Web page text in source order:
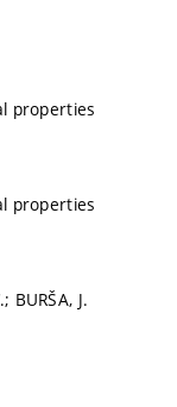
properties
properties
BURŠA, J.